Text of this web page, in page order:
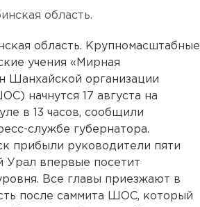
область.
область. Крупномасштабные
учения «Мирная
Шанхайской организации
начнутся 17 августа на
в 13 часов, сообщили
службе губернатора.
прибыли руководители пяти
Урал впервые посетит
Все главы приезжают в
после саммита ШОС, который